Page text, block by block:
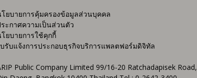
ยบายการคุ้มครองข้อมูลส่วนบุคคล
ะกาศความเป็นส่วนตัว
ยบายการใช้คุกกี้
รับแจ้งการประกอบธุรกิจบริการแพลตฟอร์มดิจิทัล
Public Company Limited 99/16-20 Ratchadapisek Road,